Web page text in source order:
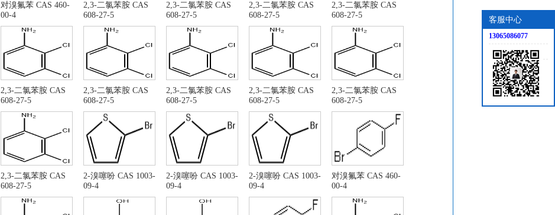
苯甲醚
氟化镁
苯硼酸
盐酸阿比朵尔
氯乙酰乙酸乙酯
4-溴乙酰乙酸乙酯
4-吲哚-3-硝基酚
5-乙酰氧基-1,2-二甲基吲哚-3-羧酸乙酯
羧酸乙酯
阿司匹林
对苯二甲醚
液体甲醇镁
4-羟基-2-丁酮
丙烯醛
3,4-二氢-7-羟基-2(1H)-喹啉酮 CAS：22246-18-0
1-(2,3-二氯苯基)哌嗪盐酸盐 CAS: 119532-26-
2;41202-77-1
氯甲酸十六酯
氯化亚砜 CAS 7719-09-7
氯甲酸十六烷基酯 CAS NO. 26272-90-2
氯化亚砜 CAS RN: 7719-09-7
3-氯苯胺
对溴氟苯 CAS 460-
00-4
2,3-二氯苯胺 CAS
608-27-5
2,3-二氯苯胺 CAS
608-27-5
2,3-二氯苯胺 CAS
608-27-5
2,3-二氯苯胺 CAS
608-27-5
2,3-二氯苯胺 CAS
608-27-5
2,3-二氯苯胺 CAS
608-27-5
2,3-二氯苯胺 CAS
608-27-5
2,3-二氯苯胺 CAS
608-27-5
2,3-二氯苯胺 CAS
608-27-5
2,3-二氯苯胺 CAS
608-27-5
2-溴噻吩 CAS 1003-
09-4
2-溴噻吩 CAS 1003-
09-4
2-溴噻吩 CAS 1003-
09-4
对溴氟苯 CAS 460-
00-4
客服中心
13065086077